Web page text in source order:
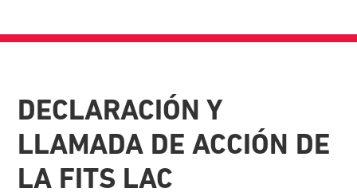
DECLARACIÓN Y
LLAMADA DE ACCIÓN DE
LA FITS LAC